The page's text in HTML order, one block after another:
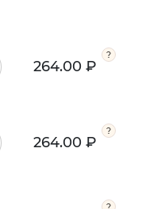
264.00 ₽
264.00 ₽